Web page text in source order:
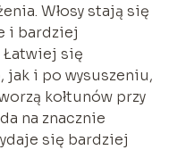
Włosy stają się
i bardziej
Łatwiej się
jak i po wysuszeniu,
kołtunów przy
na znacznie
się bardziej